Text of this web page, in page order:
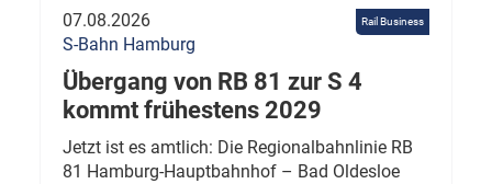
Rail Business
07.08.2026
S-Bahn Hamburg
Übergang von RB 81 zur S 4
kommt frühestens 2029
Jetzt ist es amtlich: Die Regionalbahnlinie RB
81 Hamburg-Hauptbahnhof – Bad Oldesloe